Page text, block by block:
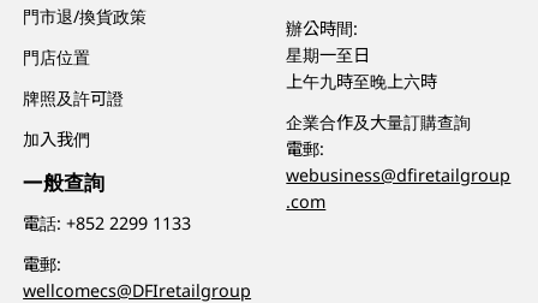
門市退/換貨政策
門店位置
牌照及許可證
加入我們
一般查詢
電話:+852 2299 1133
電郵:
wellcomecs@DFIretailgroup
辦公時間:
星期一至日
上午九時至晚上六時
企業合作及大量訂購查詢
電郵:
webusiness@dfiretailgroup
.com